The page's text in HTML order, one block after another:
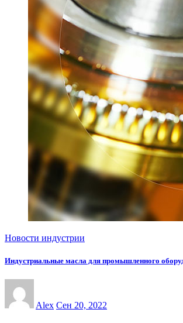
Новости индустрии
Индустриальные масла для промышленного
Alex Сен 20, 2022